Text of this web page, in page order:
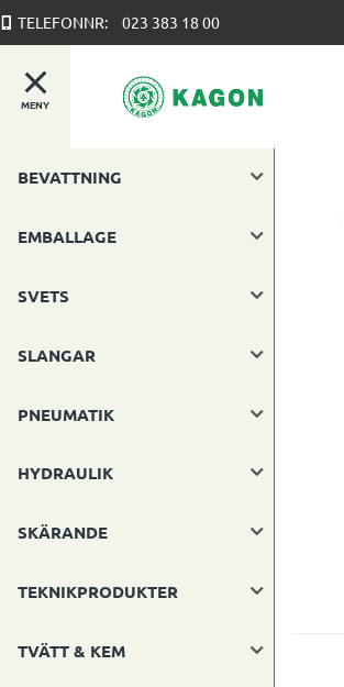
TELEFONNR: 023 383 18 00
MENY
BEVATTNING
EMBALLAGE
SVETS
SLANGAR
PNEUMATIK
HYDRAULIK
SKÄRANDE
TEKNIKPRODUKTER
TVÄTT & KEM